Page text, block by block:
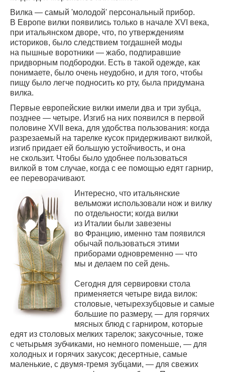
Вилка — самый 'молодой' персональный прибор.
В Европе вилки появились только в начале XVI века,
при итальянском дворе, что, по утверждениям
историков, было следствием тогдашней моды
на пышные воротники — жабо, подпиравшие
придворным подбородки. Есть в такой одежде, как
понимаете, было очень неудобно, и для того, чтобы
пищу было легче подносить ко рту, была придумана
вилка.
Первые европейские вилки имели два и три зубца,
позднее — четыре. Изгиб на них появился в первой
половине XVII века, для удобства пользования: когда
разрезаемый на тарелке кусок придерживают вилкой,
изгиб придает ей большую устойчивость, и она
не скользит. Чтобы было удобнее пользоваться
вилкой в том случае, когда с ее помощью едят гарнир,
ее переворачивают.
Интересно, что итальянские
вельможи использовали нож и вилку
по отдельности; когда вилки
из Италии были завезены
во Францию, именно там появился
обычай пользоваться этими
приборами одновременно — что
мы и делаем по сей день.
Сегодня для сервировки стола
применяется четыре вида вилок:
столовые, четырехзубцовые и самые
большие по размеру, — для горячих
мясных блюд с гарниром, которые
едят из столовых мелких тарелок; закусочные, тоже
с четырьмя зубчиками, но немного поменьше, — для
холодных и горячих закусок; десертные, самые
маленькие, с двумя-тремя зубцами, — для свежих